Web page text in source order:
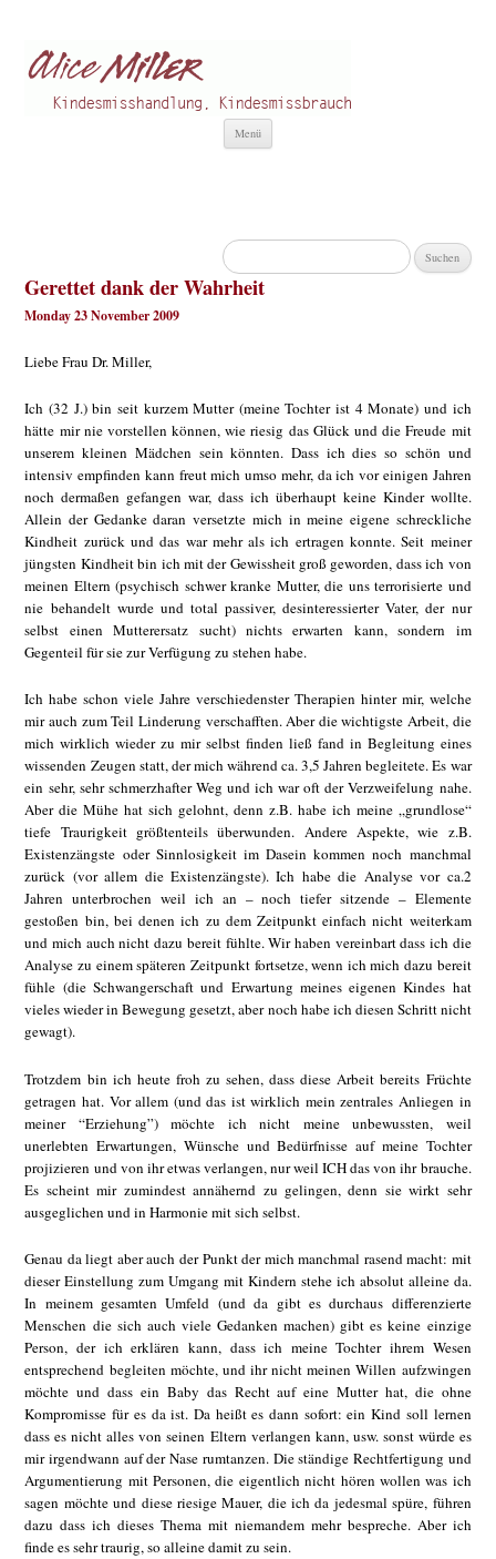
Menü
Suchen
nach:
Gerettet dank der Wahrheit
Monday 23 November 2009
Liebe Frau Dr. Miller,
Ich (32 J.) bin seit kurzem Mutter (meine Tochter ist 4 Monate) und ich
hätte mir nie vorstellen können, wie riesig das Glück und die Freude mit
unserem kleinen Mädchen sein könnten. Dass ich dies so schön und
intensiv empfinden kann freut mich umso mehr, da ich vor einigen Jahren
noch dermaßen gefangen war, dass ich überhaupt keine Kinder wollte.
Allein der Gedanke daran versetzte mich in meine eigene schreckliche
Kindheit zurück und das war mehr als ich ertragen konnte. Seit meiner
jüngsten Kindheit bin ich mit der Gewissheit groß geworden, dass ich von
meinen Eltern (psychisch schwer kranke Mutter, die uns terrorisierte und
nie behandelt wurde und total passiver, desinteressierter Vater, der nur
selbst einen Mutterersatz sucht) nichts erwarten kann, sondern im
Gegenteil für sie zur Verfügung zu stehen habe.
Ich habe schon viele Jahre verschiedenster Therapien hinter mir, welche
mir auch zum Teil Linderung verschafften. Aber die wichtigste Arbeit, die
mich wirklich wieder zu mir selbst finden ließ fand in Begleitung eines
wissenden Zeugen statt, der mich während ca. 3,5 Jahren begleitete. Es war
ein sehr, sehr schmerzhafter Weg und ich war oft der Verzweifelung nahe.
Aber die Mühe hat sich gelohnt, denn z.B. habe ich meine „grundlose“
tiefe Traurigkeit größtenteils überwunden. Andere Aspekte, wie z.B.
Existenzängste oder Sinnlosigkeit im Dasein kommen noch manchmal
zurück (vor allem die Existenzängste). Ich habe die Analyse vor ca.2
Jahren unterbrochen weil ich an – noch tiefer sitzende – Elemente
gestoßen bin, bei denen ich zu dem Zeitpunkt einfach nicht weiterkam
und mich auch nicht dazu bereit fühlte. Wir haben vereinbart dass ich die
Analyse zu einem späteren Zeitpunkt fortsetze, wenn ich mich dazu bereit
fühle (die Schwangerschaft und Erwartung meines eigenen Kindes hat
vieles wieder in Bewegung gesetzt, aber noch habe ich diesen Schritt nicht
gewagt).
Trotzdem bin ich heute froh zu sehen, dass diese Arbeit bereits Früchte
getragen hat. Vor allem (und das ist wirklich mein zentrales Anliegen in
meiner “Erziehung”) möchte ich nicht meine unbewussten, weil
unerlebten Erwartungen, Wünsche und Bedürfnisse auf meine Tochter
projizieren und von ihr etwas verlangen, nur weil ICH das von ihr brauche.
Es scheint mir zumindest annähernd zu gelingen, denn sie wirkt sehr
ausgeglichen und in Harmonie mit sich selbst.
Genau da liegt aber auch der Punkt der mich manchmal rasend macht: mit
dieser Einstellung zum Umgang mit Kindern stehe ich absolut alleine da.
In meinem gesamten Umfeld (und da gibt es durchaus differenzierte
Menschen die sich auch viele Gedanken machen) gibt es keine einzige
Person, der ich erklären kann, dass ich meine Tochter ihrem Wesen
entsprechend begleiten möchte, und ihr nicht meinen Willen aufzwingen
möchte und dass ein Baby das Recht auf eine Mutter hat, die ohne
Kompromisse für es da ist. Da heißt es dann sofort: ein Kind soll lernen
dass es nicht alles von seinen Eltern verlangen kann, usw. sonst würde es
mir irgendwann auf der Nase rumtanzen. Die ständige Rechtfertigung und
Argumentierung mit Personen, die eigentlich nicht hören wollen was ich
sagen möchte und diese riesige Mauer, die ich da jedesmal spüre, führen
dazu dass ich dieses Thema mit niemandem mehr bespreche. Aber ich
finde es sehr traurig, so alleine damit zu sein.